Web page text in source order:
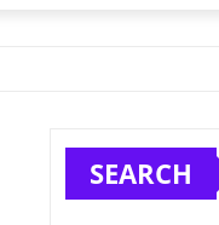
SEARCH